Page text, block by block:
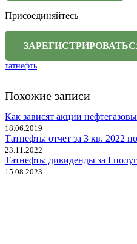
Присоединяйтесь
татнефть
Похожие записи
Как зависят акции
18.06.2019
Татнефть: отчет за 3 кв. 2022
23.11.2022
Татнефть: дивиденды за I
15.08.2023